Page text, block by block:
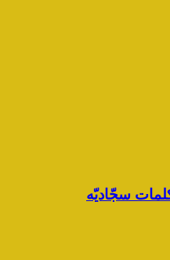
سجّادیّه